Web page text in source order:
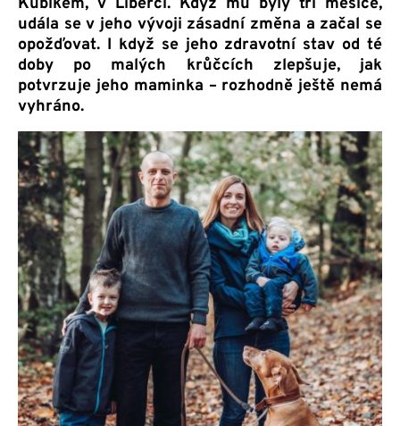
Kubíkem, v Liberci. Když mu byly tři měsíce,
udála se v jeho vývoji zásadní změna a začal se
opožďovat. I když se jeho zdravotní stav od té
doby po malých krůčcích zlepšuje, jak
potvrzuje jeho maminka – rozhodně ještě nemá
vyhráno.